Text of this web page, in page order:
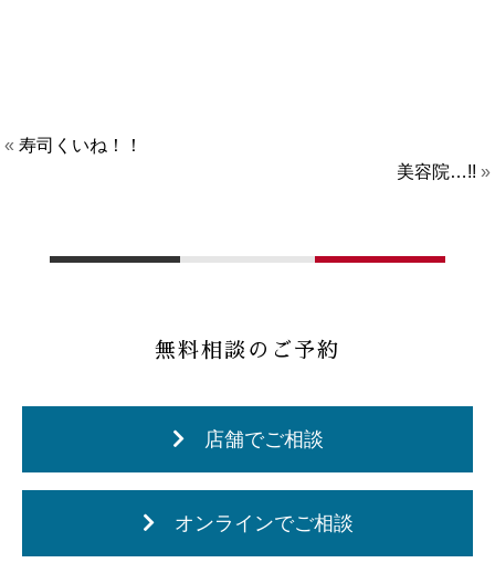
«寿司くいね！！
美容院…!! »
無料相談のご予約
店舗でご相談
オンラインでご相談